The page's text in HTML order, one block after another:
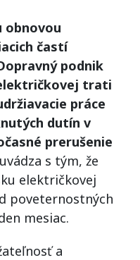
obnovou
častí
podnik
trati
práce
dutín v
prerušenie
uvádza s tým, že
električkovej
poveternostných
mesiac.
a